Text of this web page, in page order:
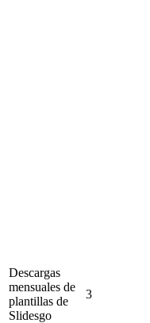
Descargas
mensuales de
plantillas de
Slidesgo
3